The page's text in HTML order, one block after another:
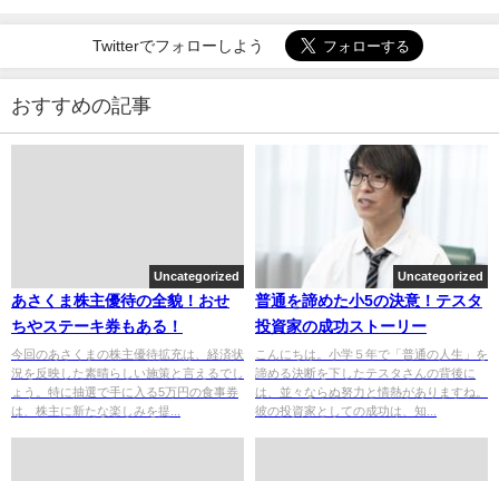
Twitterでフォローしよう
おすすめの記事
Uncategorized
あさくま株主優待の全貌！おせ
ちやステーキ券もある！
今回のあさくまの株主優待拡充は、経済状
況を反映した素晴らしい施策と言えるでし
ょう。特に抽選で手に入る5万円の食事券
は、株主に新たな楽しみを提...
Uncategorized
普通を諦めた小5の決意！テスタ
投資家の成功ストーリー
こんにちは。小学５年で「普通の人生」を
諦める決断を下したテスタさんの背後に
は、並々ならぬ努力と情熱がありますね。
彼の投資家としての成功は、知...